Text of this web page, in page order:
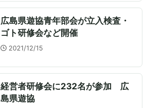
広島県遊協青年部会が立入検査・
ゴト研修会など開催
2021/12/15
経営者研修会に232名が参加 広
島県遊協